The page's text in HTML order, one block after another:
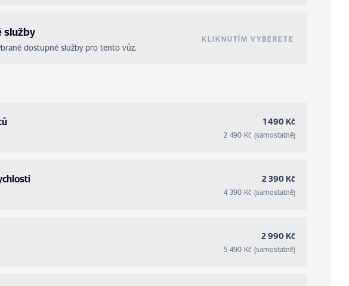
služby
dostupné služby pro tento vůz.
KLIKNUTÍM VYBERETE
1 490 Kč
2 490 Kč (samostatně)
2 390 Kč
4 390 Kč (samostatně)
2 990 Kč
5 490 Kč (samostatně)